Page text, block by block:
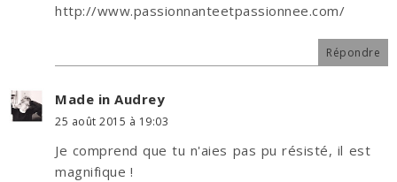
http://www.passionnanteetpassionnee.com/
Répondre
Made in Audrey
25 août 2015 à 19:03
Je comprend que tu n'aies pas pu résisté, il est
magnifique !